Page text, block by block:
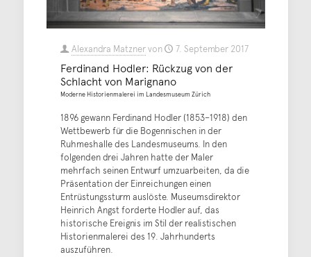
Alexandra Matznervon 7. September 2017
Ferdinand Hodler: Rückzug von der
Schlacht von Marignano
Moderne Historienmalerei im Landesmuseum Zürich
1896 gewann Ferdinand Hodler (1853–1918) den
Wettbewerb für die Bogennischen in der
Ruhmeshalle des Landesmuseums. In den
folgenden drei Jahren hatte der Maler
mehrfach seinen Entwurf umzuarbeiten, da die
Präsentation der Einreichungen einen
Entrüstungssturm auslöste. Museumsdirektor
Heinrich Angst forderte Hodler auf, das
historische Ereignis im Stil der realistischen
Historienmalerei des 19. Jahrhunderts
auszuführen.